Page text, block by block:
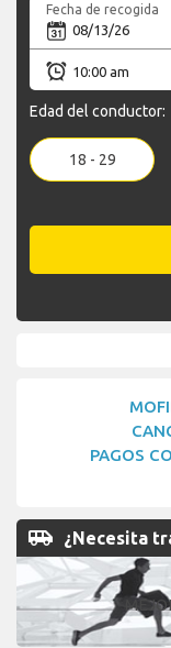
Fecha de recogida
Edad del conductor:
18 - 29
airport_shuttle ¿Necesita